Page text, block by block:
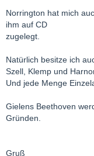
Norrington hat mich
ihm auf CD
zugelegt.
Natürlich besitze ich
Szell, Klemp und
Und jede Menge
Gielens Beethoven
Gründen.
Gruß